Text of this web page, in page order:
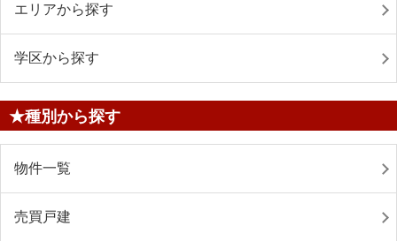
エリアから探す
学区から探す
★種別から探す
物件一覧
売買戸建